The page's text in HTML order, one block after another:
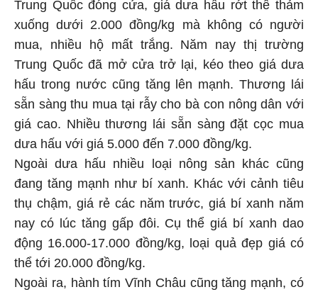
xuống dưới 2.000 đồng/kg mà không có người
mua, nhiều hộ mất trắng. Năm nay thị trường
Trung Quốc đã mở cửa trở lại, kéo theo giá dưa
hấu trong nước cũng tăng lên mạnh. Thương lái
sẵn sàng thu mua tại rẫy cho bà con nông dân với
giá cao. Nhiều thương lái sẵn sàng đặt cọc mua
dưa hấu với giá 5.000 đến 7.000 đồng/kg.
Ngoài dưa hấu nhiều loại nông sản khác cũng
đang tăng mạnh như bí xanh. Khác với cảnh tiêu
thụ chậm, giá rẻ các năm trước, giá bí xanh năm
nay có lúc tăng gấp đôi. Cụ thể giá bí xanh dao
động 16.000-17.000 đồng/kg, loại quả đẹp giá có
thể tới 20.000 đồng/kg.
Ngoài ra, hành tím Vĩnh Châu cũng tăng mạnh, có